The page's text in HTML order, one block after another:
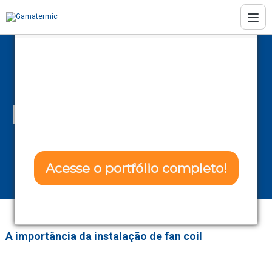
Acesse o portfólio completo!
Instalação de fan
coil
Home InformaçõesInstalação de fan coil
A importância da instalação de fan coil